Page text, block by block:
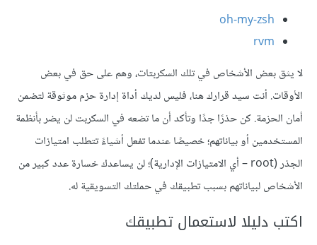
oh-my-zsh
rvm
لا يثق بعض الأشخاص في تلك السكربتات، وهم على حق في بعض
الأوقات. أنت سيد قرارك هنا، فليس لديك أداة إدارة حزم موثوقة لتضمن
أمان الحزمة. كن حذرًا جدًا وتأكد أن ما تضعه في السكربت لن يضر بأنظمة
المستخدمين أو بياناتهم؛ خصيصًا عندما تفعل أشياءً تتطلب امتيازات
الجذر (root – أي الامتيازات الإدارية)؛ لن يساعدك خسارة عدد كبير من
الأشخاص لبياناتهم بسبب تطبيقك في حملتك التسويقية له.
اكتب دليلا لاستعمال تطبيقك